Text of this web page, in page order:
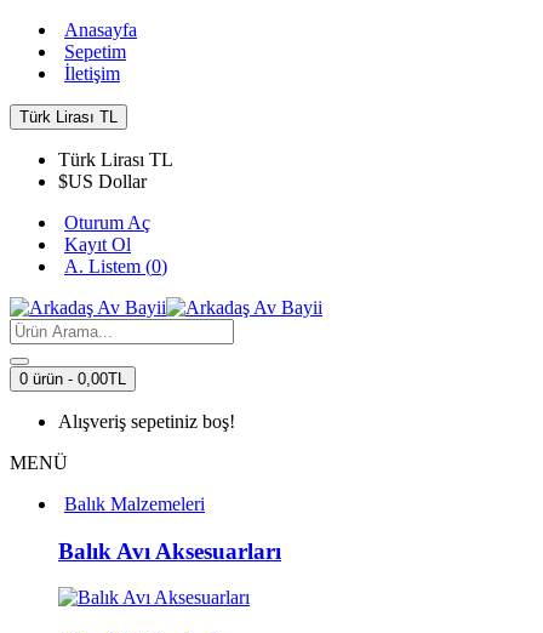
Anasayfa
Sepetim
İletişim
Türk Lirası TL
Türk Lirası TL
$US Dollar
Oturum Aç
Kayıt Ol
A. Listem (0)
0 ürün - 0,00TL
Alışveriş sepetiniz boş!
MENÜ
Balık Malzemeleri
Balık Avı Aksesuarları